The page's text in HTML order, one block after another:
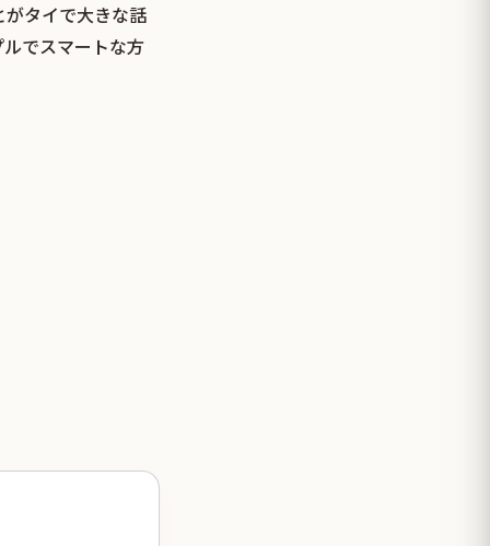
タイで大きな話
でスマートな方